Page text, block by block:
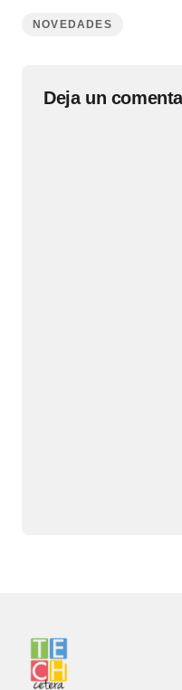
NOVEDADES
Deja un